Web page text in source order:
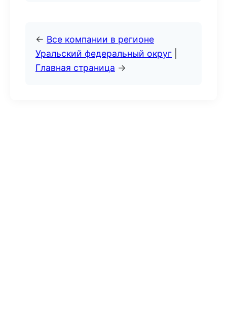
← Все компании в регионе
Уральский федеральный округ
Главная страница →